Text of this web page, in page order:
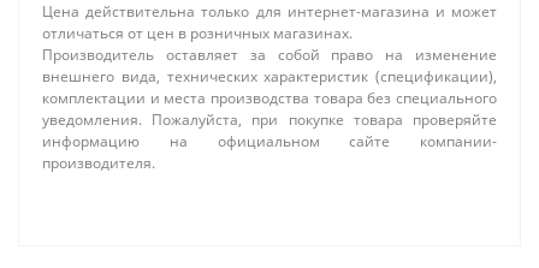
Цена действительна только для интернет-магазина и может
отличаться от цен в розничных магазинах.
Производитель оставляет за собой право на изменение
внешнего вида, технических характеристик (спецификации),
комплектации и места производства товара без специального
уведомления. Пожалуйста, при покупке товара проверяйте
информацию на официальном сайте компании-
производителя.